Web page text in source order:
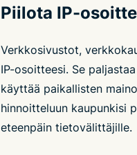
Piilota IP-
Verkkosivustot,
IP-osoitteesi. Se
käyttää paikallisten
hinnoitteluun kaupunkisi
eteenpäin tietovälittäjille.